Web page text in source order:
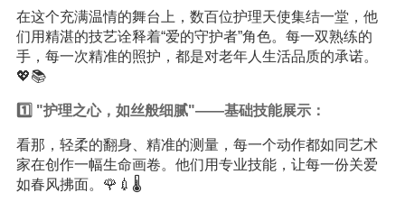
在这个充满温情的舞台上，数百位护理天使集结一堂，他
们用精湛的技艺诠释着“爱的守护者”角色。每一双熟练的
手，每一次精准的照护，都是对老年人生活品质的承诺。
💖📚
1️⃣ "护理之心，如丝般细腻"——基础技能展示：
看那，轻柔的翻身、精准的测量，每一个动作都如同艺术
家在创作一幅生命画卷。他们用专业技能，让每一份关爱
如春风拂面。🌹💉🌡️